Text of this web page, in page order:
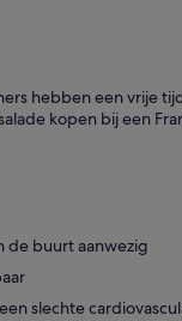
hebben een vrije
kopen bij een
de buurt aanwezig
slechte